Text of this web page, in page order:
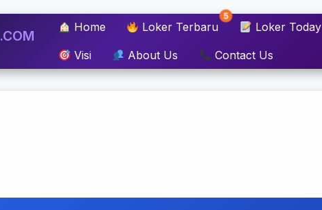
.COM
Home Loker Terbaru
5
Loker Today
Visi About Us Contact Us